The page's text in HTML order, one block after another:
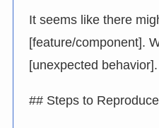
It seems like there
[feature/component].
[unexpected behavior].
## Steps to Reproduce